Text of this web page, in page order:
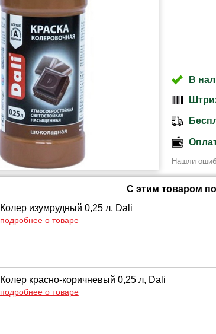
В
Нашли
С этим товаром
Колер изумрудный 0,25 л, Dali
подробнее о товаре
Колер красно-коричневый 0,25 л, Dali
подробнее о товаре